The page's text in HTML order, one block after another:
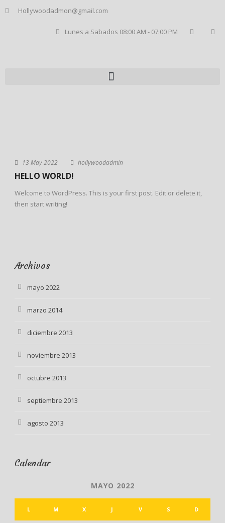
Hollywoodadmon@gmail.com
Lunes a Sabados 08:00 AM - 07:00 PM
13 May 2022 hollywoodadmin
HELLO WORLD!
Welcome to WordPress. This is your first post. Edit or delete it,
then start writing!
Archivos
mayo 2022
marzo 2014
diciembre 2013
noviembre 2013
octubre 2013
septiembre 2013
agosto 2013
Calendar
MAYO 2022
L M X J V S D